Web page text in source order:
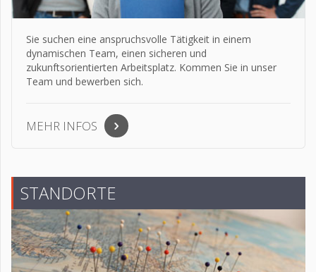
Sie suchen eine anspruchsvolle Tätigkeit in einem
dynamischen Team, einen sicheren und
zukunftsorientierten Arbeitsplatz. Kommen Sie in unser
Team und bewerben sich.
MEHR INFOS
STANDORTE